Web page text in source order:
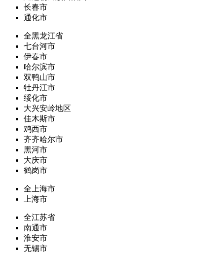
长春市
通化市
全黑龙江省
七台河市
伊春市
哈尔滨市
双鸭山市
牡丹江市
绥化市
大兴安岭地区
佳木斯市
鸡西市
齐齐哈尔市
黑河市
大庆市
鹤岗市
全上海市
上海市
全江苏省
南通市
淮安市
无锡市